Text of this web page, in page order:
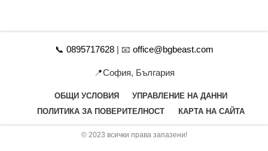
📞 0895717628| 📧 office@bgbeast.com
📍София, България
ОБЩИ УСЛОВИЯ
УПРАВЛЕНИЕ НА ДАННИ
ПОЛИТИКА ЗА ПОВЕРИТЕЛНОСТ
КАРТА НА САЙТА
© 2023 всички права запазени!